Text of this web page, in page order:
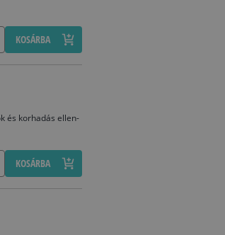
KOSÁRBA
és korhadás ellen-
KOSÁRBA